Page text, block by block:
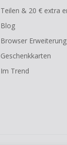
Teilen & 20 € extra
Blog
Browser Erweiterung
Geschenkkarten
Im Trend